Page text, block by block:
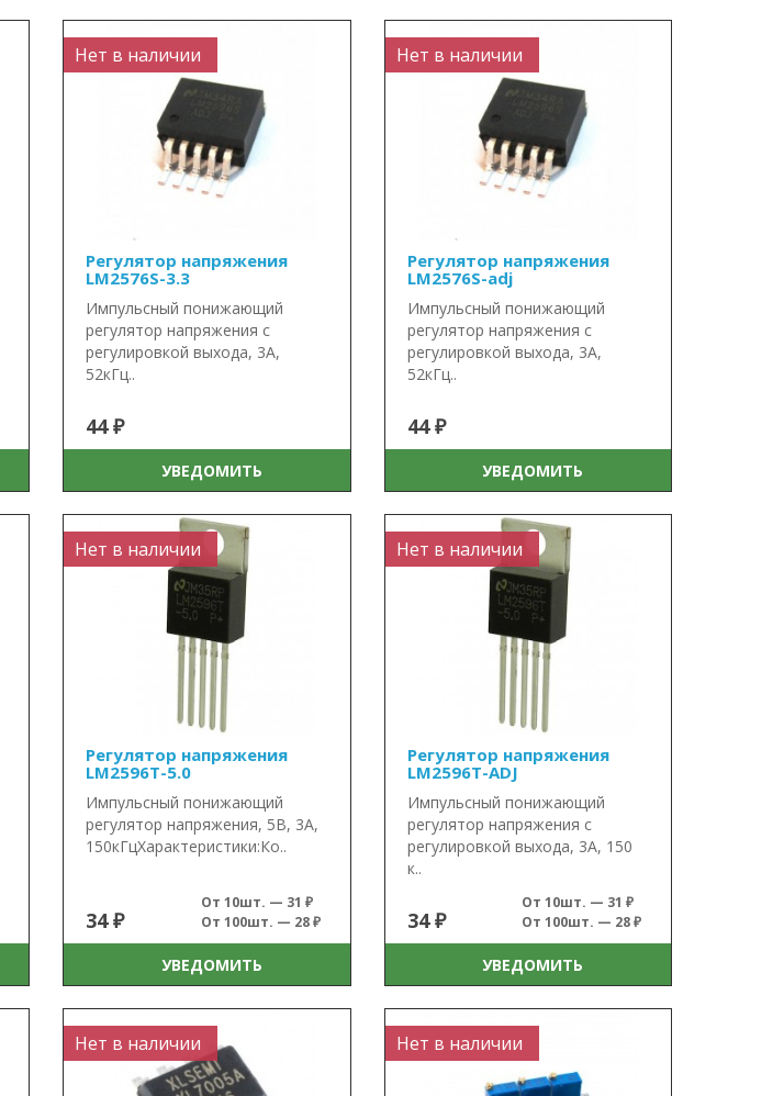
Нет в наличии
Регулятор напряжения
LM2576S-3.3
Импульсный понижающий
регулятор напряжения с
регулировкой выхода, 3А,
52кГц..
44 ₽
УВЕДОМИТЬ
Нет в наличии
Регулятор напряжения
LM2576S-adj
Импульсный понижающий
регулятор напряжения с
регулировкой выхода, 3А,
52кГц..
44 ₽
УВЕДОМИТЬ
Нет в наличии
Регулятор напряжения
LM2596T-5.0
Импульсный понижающий
регулятор напряжения, 5В, 3А,
150кГцХарактеристики:Ко..
34 ₽
От 10шт. — 31 ₽
От 100шт. — 28 ₽
УВЕДОМИТЬ
Нет в наличии
Регулятор напряжения
LM2596T-ADJ
Импульсный понижающий
регулятор напряжения с
регулировкой выхода, 3А, 150
к..
34 ₽
От 10шт. — 31 ₽
От 100шт. — 28 ₽
УВЕДОМИТЬ
Нет в наличии Нет в наличии